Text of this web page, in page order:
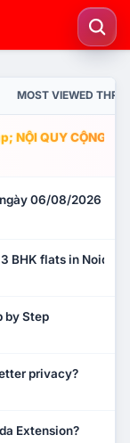
MOST VIEWED
NỘI QUY CỘNG
06/08/2026
BHK flats in Noida?
by Step
privacy?
Extension?